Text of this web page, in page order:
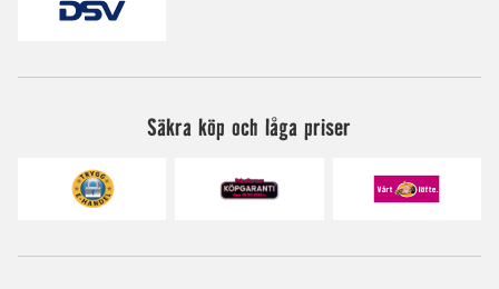
Säkra köp och låga priser